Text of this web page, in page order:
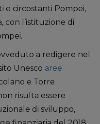
e circostanti Pompei,
con l’istituzione di
a redigere nel
Unesco aree
e Torre
risulta essere
di sviluppo,